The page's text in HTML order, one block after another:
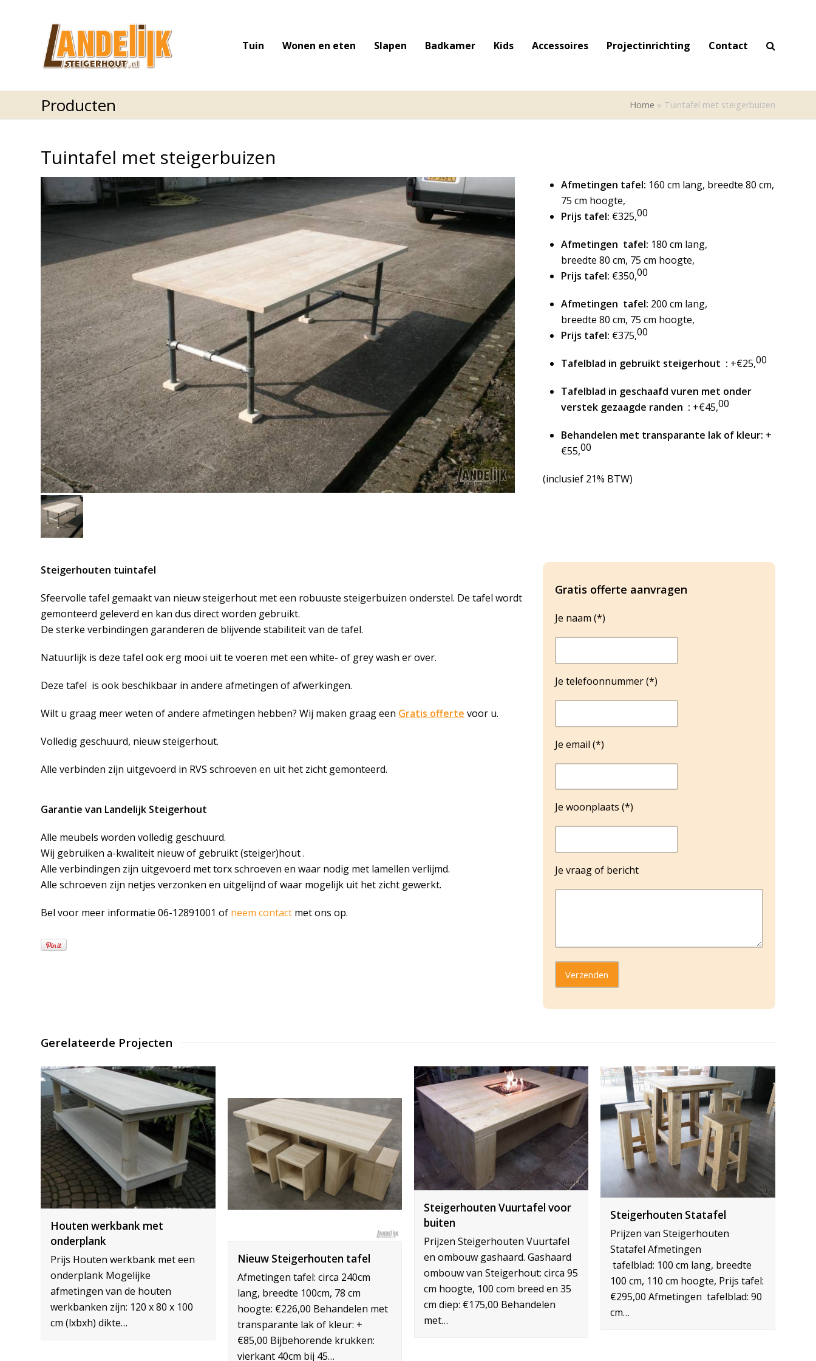
Tuin Wonen en eten Slapen Badkamer Kids Accessoires Projectinrichting Contact
Producten Home » Tuintafel met steigerbuizen
Tuintafel met steigerbuizen
Afmetingen tafel: 160 cm lang, breedte 80 cm,
75 cm hoogte,
Prijs tafel: €325,00
Afmetingen tafel: 180 cm lang,
breedte 80 cm, 75 cm hoogte,
Prijs tafel: €350,00
Afmetingen tafel: 200 cm lang,
breedte 80 cm, 75 cm hoogte,
Prijs tafel: €375,00
Tafelblad in gebruikt steigerhout : +€25,00
Tafelblad in geschaafd vuren met onder
verstek gezaagde randen : +€45,00
Behandelen met transparante lak of kleur: +
€55,00
(inclusief 21% BTW)
Steigerhouten tuintafel
Sfeervolle tafel gemaakt van nieuw steigerhout met een robuuste steigerbuizen onderstel. De tafel wordt
gemonteerd geleverd en kan dus direct worden gebruikt.
De sterke verbindingen garanderen de blijvende stabiliteit van de tafel.
Natuurlijk is deze tafel ook erg mooi uit te voeren met een white- of grey wash er over.
Deze tafel is ook beschikbaar in andere afmetingen of afwerkingen.
Wilt u graag meer weten of andere afmetingen hebben? Wij maken graag een Gratis offerte voor u.
Volledig geschuurd, nieuw steigerhout.
Alle verbinden zijn uitgevoerd in RVS schroeven en uit het zicht gemonteerd.
Garantie van Landelijk Steigerhout
Alle meubels worden volledig geschuurd.
Wij gebruiken a-kwaliteit nieuw of gebruikt (steiger)hout .
Alle verbindingen zijn uitgevoerd met torx schroeven en waar nodig met lamellen verlijmd.
Alle schroeven zijn netjes verzonken en uitgelijnd of waar mogelijk uit het zicht gewerkt.
Bel voor meer informatie 06-12891001 of neem contact met ons op.
Gratis offerte aanvragen
Je naam (*)
Je telefoonnummer (*)
Je email (*)
Je woonplaats (*)
Je vraag of bericht
Gerelateerde Projecten
Houten werkbank met
onderplank
Prijs Houten werkbank met een
onderplank Mogelijke
afmetingen van de houten
werkbanken zijn: 120 x 80 x 100
cm (lxbxh) dikte…
Nieuw Steigerhouten tafel
Afmetingen tafel: circa 240cm
lang, breedte 100cm, 78 cm
hoogte: €226,00 Behandelen met
transparante lak of kleur: +
€85,00 Bijbehorende krukken:
vierkant 40cm bij 45…
Steigerhouten Vuurtafel voor
buiten
Prijzen Steigerhouten Vuurtafel
en ombouw gashaard. Gashaard
ombouw van Steigerhout: circa 95
cm hoogte, 100 com breed en 35
cm diep: €175,00 Behandelen
met…
Steigerhouten Statafel
Prijzen van Steigerhouten
Statafel Afmetingen
tafelblad: 100 cm lang, breedte
100 cm, 110 cm hoogte, Prijs tafel:
€295,00 Afmetingen tafelblad: 90
cm…